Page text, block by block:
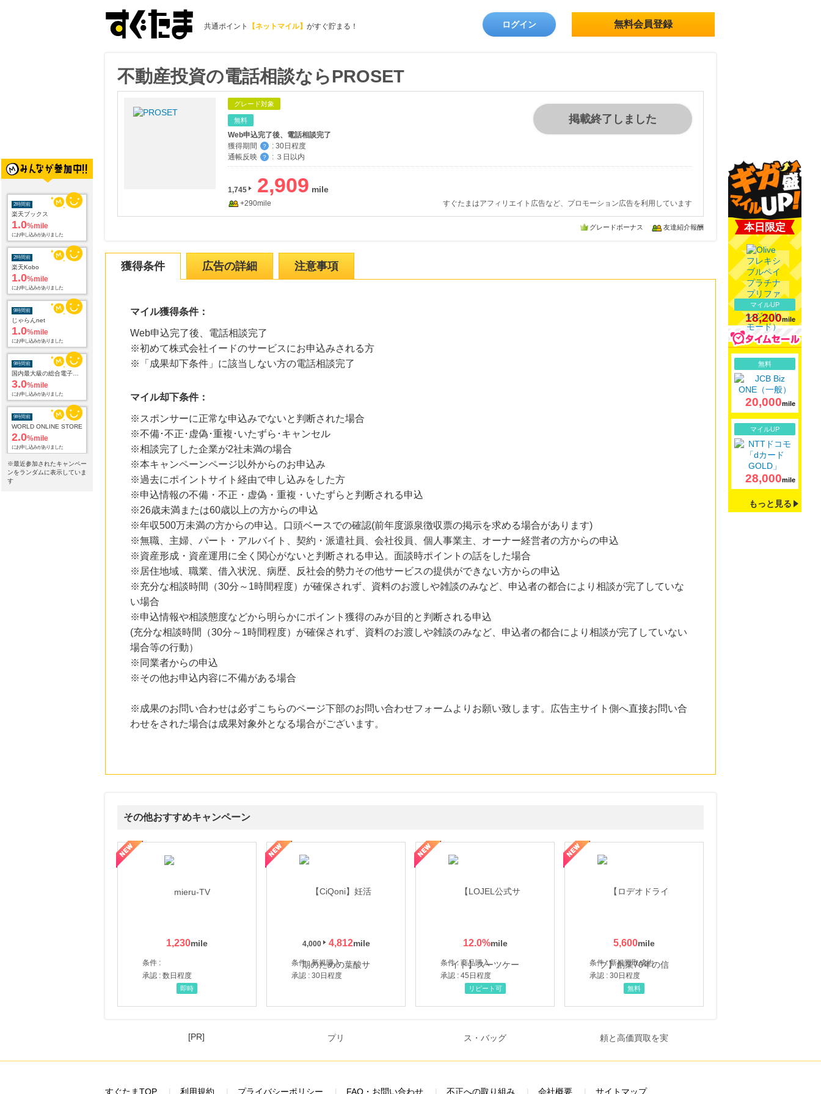
共通ポイント 【ネットマイル】 がすぐ貯まる！ ログイン 無料会員登録
2時間前
楽天ブックス
1.0%mile
にお申し込みがありました
2時間前
楽天Kobo
1.0%mile
にお申し込みがありました
9時間前
じゃらんnet
1.0%mile
にお申し込みがありました
9時間前
3.0%mile
にお申し込みがありました
9時間前
WORLD ONLINE STORE
2.0%mile
にお申し込みがありました
9時間前
Qoo10
※最近参加されたキャンペー
ンをランダムに表示していま
す
不動産投資の電話相談ならPROSET
グレード対象
無料
Web申込完了後、電話相談完了
獲得期間
？ : 30日程度
通帳反映
？ : ３日以内
掲載終了しました
1,745 2,909
+290mile すぐたまはアフィリエイト広告など、プロモーション広告を利用しています
グレードボーナス 友達紹介報酬
獲得条件 広告の詳細 注意事項
マイル獲得条件：
Web申込完了後、電話相談完了
※初めて株式会社イードのサービスにお申込みされる方
※「成果却下条件」に該当しない方の電話相談完了
マイル却下条件：
※スポンサーに正常な申込みでないと判断された場合
※不備･不正･虚偽･重複･いたずら･キャンセル
※相談完了した企業が2社未満の場合
※本キャンペーンページ以外からのお申込み
※過去にポイントサイト経由で申し込みをした方
※申込情報の不備・不正・虚偽・重複・いたずらと判断される申込
※26歳未満または60歳以上の方からの申込
※年収500万未満の方からの申込。口頭ベースでの確認(前年度源泉徴収票の掲示を求める場合があります)
※無職、主婦、パート・アルバイト、契約・派遣社員、会社役員、個人事業主、オーナー経営者の方からの申込
※資産形成・資産運用に全く関心がないと判断される申込。面談時ポイントの話をした場合
※居住地域、職業、借入状況、病歴、反社会的勢力その他サービスの提供ができない方からの申込
※充分な相談時間（30分～1時間程度）が確保されず、資料のお渡しや雑談のみなど、申込者の都合により相談が完了していな
い場合
※申込情報や相談態度などから明らかにポイント獲得のみが目的と判断される申込
(充分な相談時間（30分～1時間程度）が確保されず、資料のお渡しや雑談のみなど、申込者の都合により相談が完了していない
場合等の行動）
※同業者からの申込
※その他お申込内容に不備がある場合
※成果のお問い合わせは必ずこちらのページ下部のお問い合わせフォームよりお願い致します。広告主サイト側へ直接お問い合
わせをされた場合は成果対象外となる場合がございます。
その他おすすめキャンペーン
1,230
条件 :
承認 : 数日程度
即時
4,000 4,812
条件 : 新規購入
承認 : 30日程度
12.0%
条件 : 商品購入
承認 : 45日程度
【LOJEL公式サイト】スーツケース・バッグ
リピート可
5,600
条件 : 新規買取成約
承認 : 30日程度
【ロデオドライブ】創業70年の信頼と高価買取を実現！ブランド品・貴金属の無料査定
無料
本日限定
マイルUP
18,200mile
無料
20,000mile
マイルUP
28,000mile
もっと見る
[PR]
すぐたまTOP 利用規約 プライバシーポリシー FAQ・お問い合わせ 不正への取り組み 会社概要 サイトマップ